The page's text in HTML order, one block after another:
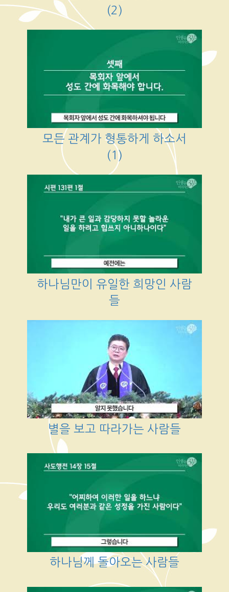
(2)
모든 관계가 형통하게 하소서
(1)
하나님만이 유일한 희망인 사람
들
별을 보고 따라가는 사람들
하나님께 돌아오는 사람들